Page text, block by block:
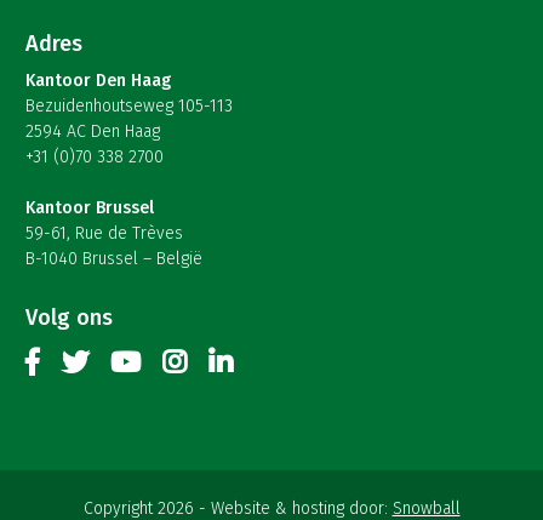
Adres
Kantoor Den Haag
Bezuidenhoutseweg 105-113
2594 AC Den Haag
+31 (0)70 338 2700
Kantoor Brussel
59-61, Rue de Trèves
B-1040 Brussel – België
Volg ons
Copyright 2026 Website & hosting door: Snowball